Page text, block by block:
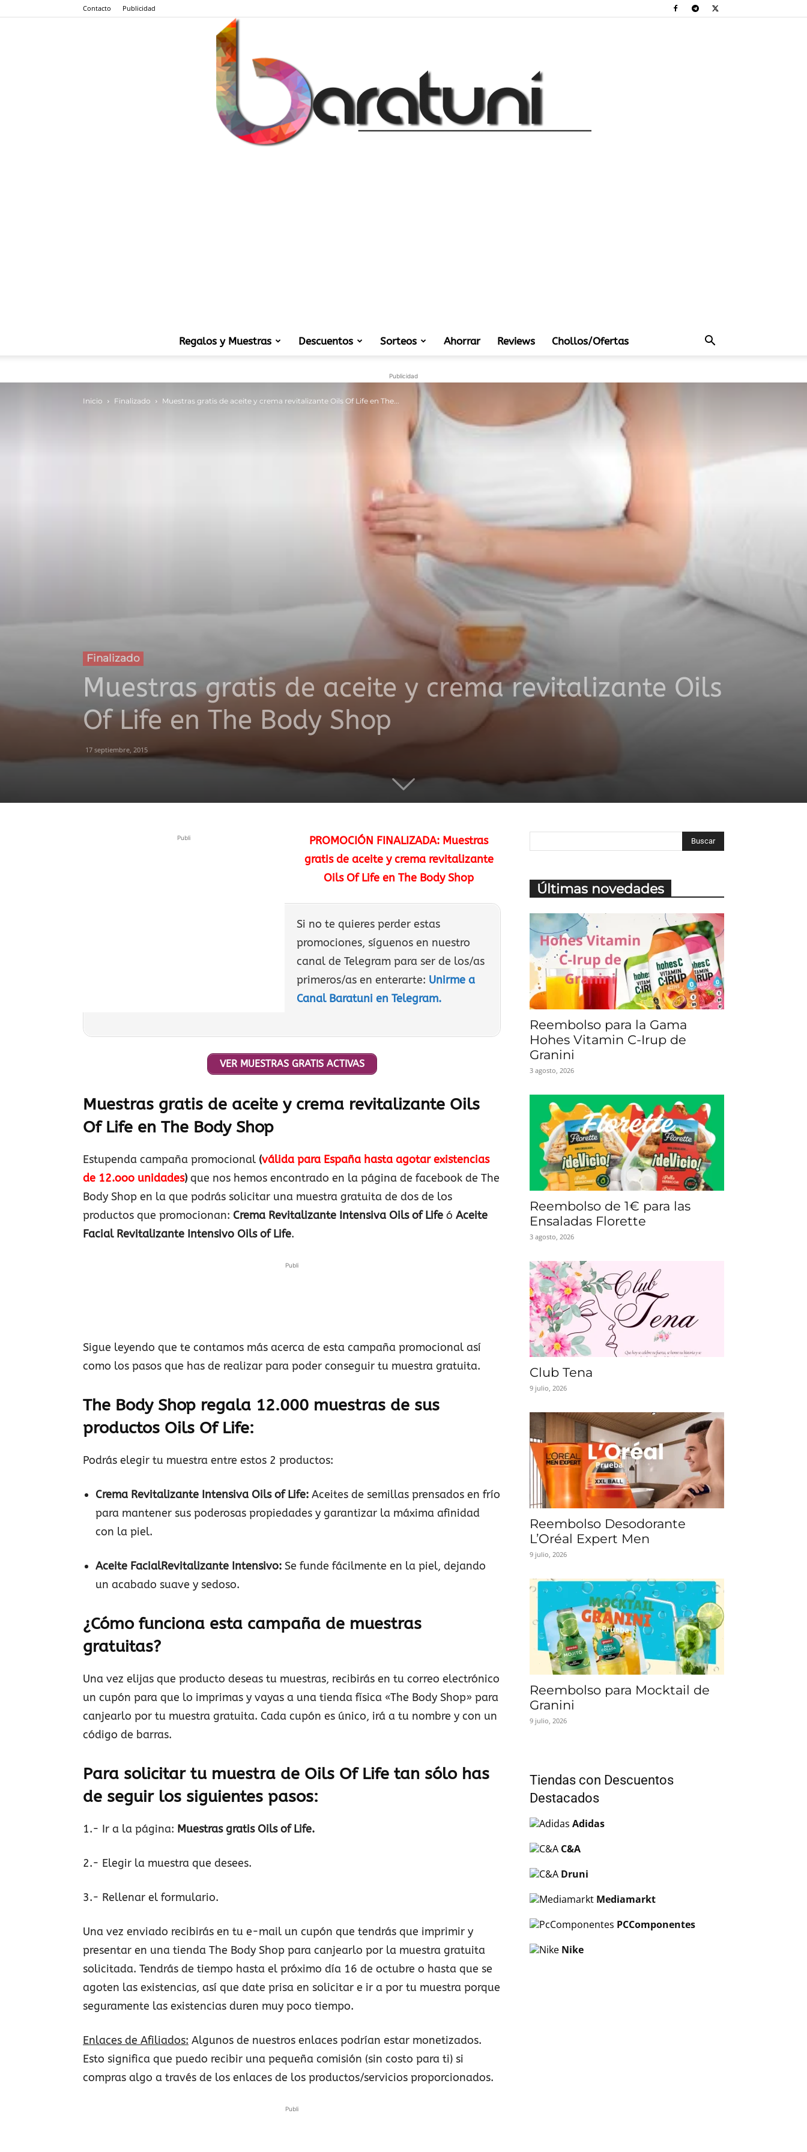
Contacto Publicidad
muestras
gratis
de
Baratuni
Regalos y Muestras Descuentos Sorteos Ahorrar Reviews Chollos/Ofertas
Publicidad
Inicio Finalizado Muestras gratis de aceite y crema revitalizante Oils Of Life en The...
Finalizado
Muestras gratis de aceite y crema revitalizante Oils
Of Life en The Body Shop
17 septiembre, 2015
Publi
PROMOCIÓN FINALIZADA: Muestras
gratis de aceite y crema revitalizante
Oils Of Life en The Body Shop
Si no te quieres perder estas
promociones, síguenos en nuestro
canal de Telegram para ser de los/as
primeros/as en enterarte: Unirme a
Canal Baratuni en Telegram.
VER MUESTRAS GRATIS ACTIVAS
Muestras gratis de aceite y crema revitalizante Oils
Of Life en The Body Shop
Estupenda campaña promocional (válida para España hasta agotar existencias
de 12.ooo unidades) que nos hemos encontrado en la página de facebook de The
Body Shop en la que podrás solicitar una muestra gratuita de dos de los
productos que promocionan: Crema Revitalizante Intensiva Oils of Life ó Aceite
Facial Revitalizante Intensivo Oils of Life.
Publi
Sigue leyendo que te contamos más acerca de esta campaña promocional así
como los pasos que has de realizar para poder conseguir tu muestra gratuita.
The Body Shop regala 12.000 muestras de sus
productos Oils Of Life:
Podrás elegir tu muestra entre estos 2 productos:
Crema Revitalizante Intensiva Oils of Life: Aceites de semillas prensados en frío
para mantener sus poderosas propiedades y garantizar la máxima afinidad
con la piel.
Aceite FacialRevitalizante Intensivo: Se funde fácilmente en la piel, dejando
un acabado suave y sedoso.
¿Cómo funciona esta campaña de muestras
gratuitas?
Una vez elijas que producto deseas tu muestras, recibirás en tu correo electrónico
un cupón para que lo imprimas y vayas a una tienda física «The Body Shop» para
canjearlo por tu muestra gratuita. Cada cupón es único, irá a tu nombre y con un
código de barras.
Para solicitar tu muestra de Oils Of Life tan sólo has
de seguir los siguientes pasos:
1.- Ir a la página: Muestras gratis Oils of Life.
2.- Elegir la muestra que desees.
3.- Rellenar el formulario.
Una vez enviado recibirás en tu e-mail un cupón que tendrás que imprimir y
presentar en una tienda The Body Shop para canjearlo por la muestra gratuita
solicitada. Tendrás de tiempo hasta el próximo día 16 de octubre o hasta que se
agoten las existencias, así que date prisa en solicitar e ir a por tu muestra porque
seguramente las existencias duren muy poco tiempo.
Enlaces de Afiliados: Algunos de nuestros enlaces podrían estar monetizados.
Esto significa que puedo recibir una pequeña comisión (sin costo para ti) si
compras algo a través de los enlaces de los productos/servicios proporcionados.
Publi
Últimas novedades
Reembolso para la Gama
Hohes Vitamin C-Irup de
Granini
3 agosto, 2026
Reembolso de 1€ para las
Ensaladas Florette
3 agosto, 2026
Club Tena
9 julio, 2026
Reembolso Desodorante
L’Oréal Expert Men
9 julio, 2026
Reembolso para Mocktail de
Granini
9 julio, 2026
Tiendas con Descuentos
Destacados
Adidas
C&A
Druni
Mediamarkt
PCComponentes
Nike